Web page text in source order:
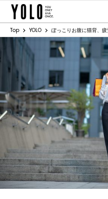
Top YOLO ぽっこりお腹に猫背、